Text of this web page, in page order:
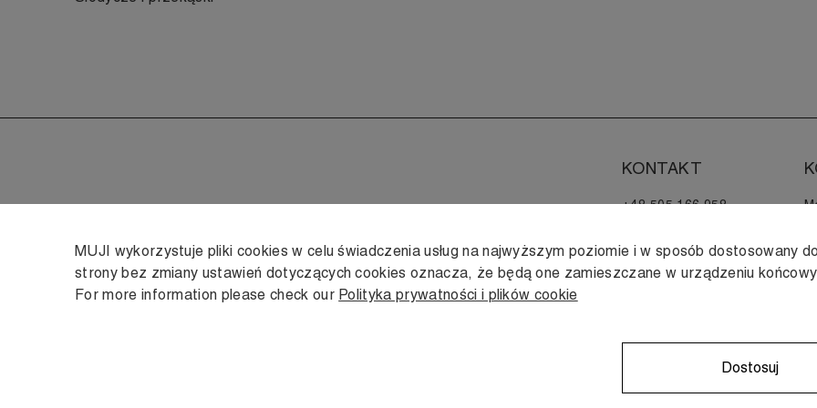
KONTAKT
+48 505 166 958
Infolinia czynna
od poniedziałku do piątku
MUJI wykorzystuje pliki cookies w celu świadczenia usług na najwyższym poziomie i w sposób dostosowany
strony bez zmiany ustawień dotyczących cookies oznacza, że będą one zamieszczane w urządzeniu
For more information please check our Polityka prywatności i plików cookie
Dostosuj